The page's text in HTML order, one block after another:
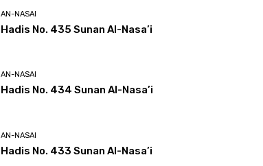
AN-NASAI
Hadis No. 435 Sunan Al-Nasa’i
AN-NASAI
Hadis No. 434 Sunan Al-Nasa’i
AN-NASAI
Hadis No. 433 Sunan Al-Nasa’i